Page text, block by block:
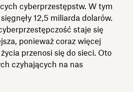
cyberprzestępstw. W tym
12,5 miliarda dolarów.
staje się
ponieważ coraz więcej
przenosi się do sieci. Oto
czyhających na nas